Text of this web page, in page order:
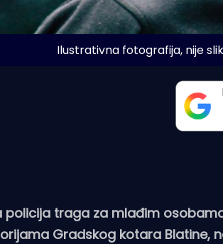
Ilustrativna fotografija, nije
policija traga za mlađim
Gradskog kotara Blatine,